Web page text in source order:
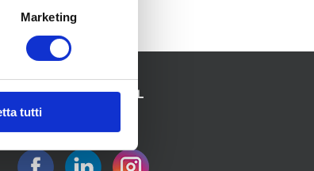
Marketing
tutti
SEGUICI SUI SOCIAL